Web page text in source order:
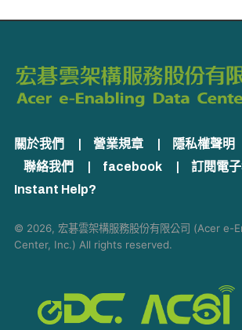
關於我們 營業規章 隱私權聲明
聯絡我們
facebook 訂閱電
Instant Help?
© 2026, 宏碁雲架構服務股份有限公司 (Acer e-
Center, Inc.) All rights reserved.